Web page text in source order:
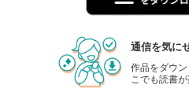
週刊東洋経済 2025
880
円 (税込)
通信を気に
作品をダウ
こでも読書が